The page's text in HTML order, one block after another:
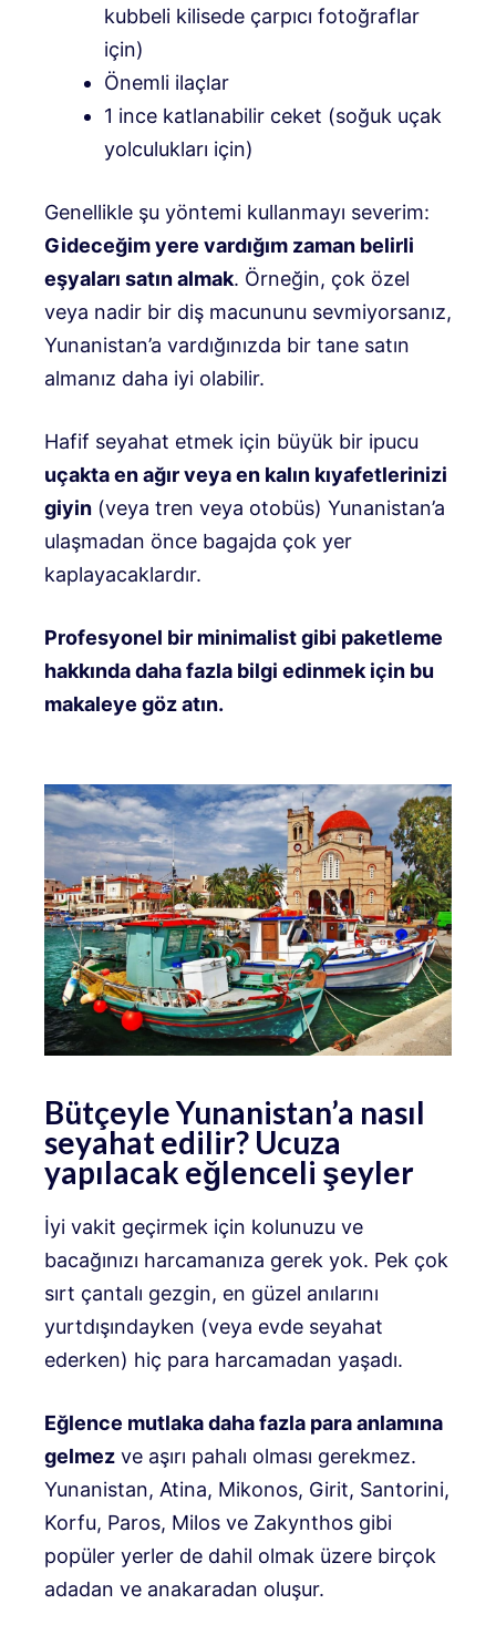
kubbeli kilisede çarpıcı fotoğraflar
için)
Önemli ilaçlar
1 ince katlanabilir ceket (soğuk uçak
yolculukları için)
Genellikle şu yöntemi kullanmayı severim:
Gideceğim yere vardığım zaman belirli
eşyaları satın almak. Örneğin, çok özel
veya nadir bir diş macununu sevmiyorsanız,
Yunanistan’a vardığınızda bir tane satın
almanız daha iyi olabilir.
Hafif seyahat etmek için büyük bir ipucu
uçakta en ağır veya en kalın kıyafetlerinizi
giyin (veya tren veya otobüs) Yunanistan’a
ulaşmadan önce bagajda çok yer
kaplayacaklardır.
Profesyonel bir minimalist gibi paketleme
hakkında daha fazla bilgi edinmek için bu
makaleye göz atın.
Bütçeyle Yunanistan’a nasıl
seyahat edilir? Ucuza
yapılacak eğlenceli şeyler
İyi vakit geçirmek için kolunuzu ve
bacağınızı harcamanıza gerek yok. Pek çok
sırt çantalı gezgin, en güzel anılarını
yurtdışındayken (veya evde seyahat
ederken) hiç para harcamadan yaşadı.
Eğlence mutlaka daha fazla para anlamına
gelmez ve aşırı pahalı olması gerekmez.
Yunanistan, Atina, Mikonos, Girit, Santorini,
Korfu, Paros, Milos ve Zakynthos gibi
popüler yerler de dahil olmak üzere birçok
adadan ve anakaradan oluşur.